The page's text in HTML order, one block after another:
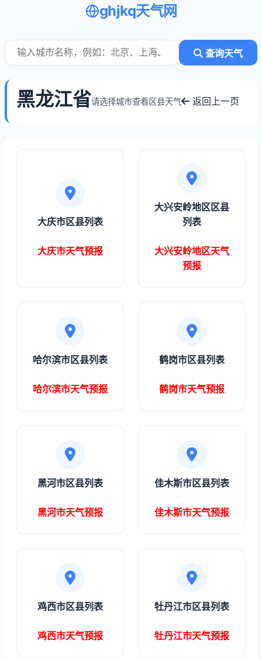
ghjkq天气网
查询天气
黑龙江省请选择城市查看区县天气 返回上一页
大庆市区县列表
大庆市天气预报
大兴安岭地区区县
列表
大兴安岭地区天气
预报
哈尔滨市区县列表
哈尔滨市天气预报
鹤岗市区县列表
鹤岗市天气预报
黑河市区县列表
黑河市天气预报
佳木斯市区县列表
佳木斯市天气预报
鸡西市区县列表
鸡西市天气预报
牡丹江市区县列表
牡丹江市天气预报